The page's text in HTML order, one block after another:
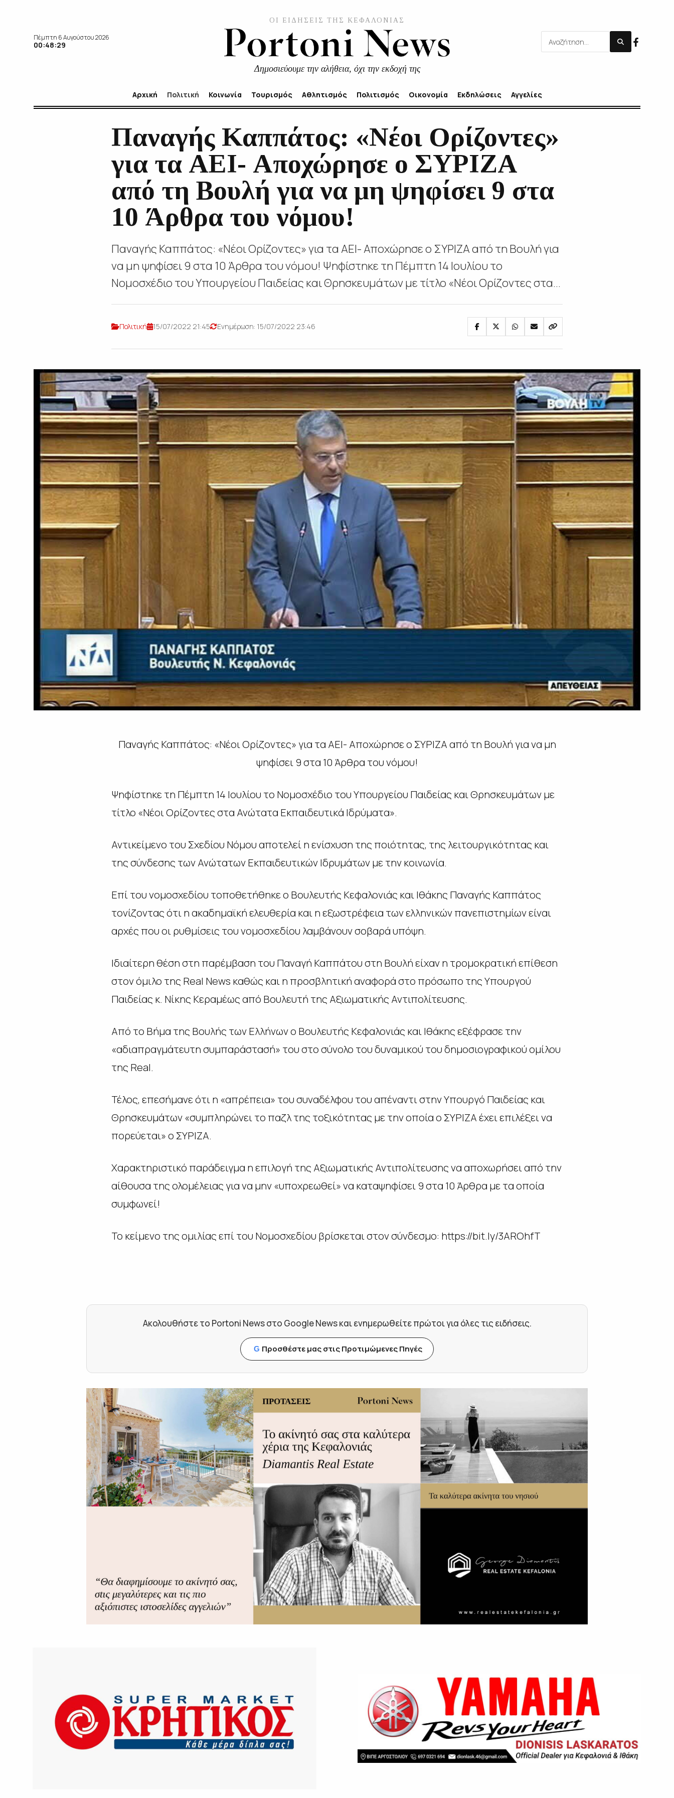
Πέμπτη 6 Αυγούστου 2026
00:48:30
ΟΙ ΕΙΔΗΣΕΙΣ ΤΗΣ ΚΕΦΑΛΟΝΙΑΣ
Δημοσιεύουμε την αλήθεια, όχι την εκδοχή της
Αρχική Πολιτική Κοινωνία Τουρισμός Αθλητισμός Πολιτισμός Οικονομία Εκδηλώσεις Αγγελίες
Παναγής Καππάτος: «Νέοι Ορίζοντες»
για τα ΑΕΙ- Αποχώρησε ο ΣΥΡΙΖΑ
από τη Βουλή για να μη ψηφίσει 9 στα
10 Άρθρα του νόμου!
Παναγής Καππάτος: «Νέοι Ορίζοντες» για τα ΑΕΙ- Αποχώρησε ο ΣΥΡΙΖΑ από τη Βουλή για
να μη ψηφίσει 9 στα 10 Άρθρα του νόμου! Ψηφίστηκε τη Πέμπτη 14 Ιουλίου το
Νομοσχέδιο του Υπουργείου Παιδείας και Θρησκευμάτων με τίτλο «Νέοι Ορίζοντες στα...
Πολιτική 15/07/2022 21:45 Ενημέρωση: 15/07/2022 23:46
Παναγής Καππάτος: «Νέοι Ορίζοντες» για τα ΑΕΙ- Αποχώρησε ο ΣΥΡΙΖΑ από τη Βουλή για να μη
ψηφίσει 9 στα 10 Άρθρα του νόμου!
Ψηφίστηκε τη Πέμπτη 14 Ιουλίου το Νομοσχέδιο του Υπουργείου Παιδείας και Θρησκευμάτων με
τίτλο «Νέοι Ορίζοντες στα Ανώτατα Εκπαιδευτικά Ιδρύματα».
Αντικείμενο του Σχεδίου Νόμου αποτελεί η ενίσχυση της ποιότητας, της λειτουργικότητας και
της σύνδεσης των Ανώτατων Εκπαιδευτικών Ιδρυμάτων με την κοινωνία.
Επί του νομοσχεδίου τοποθετήθηκε ο Βουλευτής Κεφαλονιάς και Ιθάκης Παναγής Καππάτος
τονίζοντας ότι η ακαδημαϊκή ελευθερία και η εξωστρέφεια των ελληνικών πανεπιστημίων είναι
αρχές που οι ρυθμίσεις του νομοσχεδίου λαμβάνουν σοβαρά υπόψη.
Ιδιαίτερη θέση στη παρέμβαση του Παναγή Καππάτου στη Βουλή είχαν η τρομοκρατική επίθεση
στον όμιλο της Real News καθώς και η προσβλητική αναφορά στο πρόσωπο της Υπουργού
Παιδείας κ. Νίκης Κεραμέως από Βουλευτή της Αξιωματικής Αντιπολίτευσης.
Από το Βήμα της Βουλής των Ελλήνων ο Βουλευτής Κεφαλονιάς και Ιθάκης εξέφρασε την
«αδιαπραγμάτευτη συμπαράστασή» του στο σύνολο του δυναμικού του δημοσιογραφικού ομίλου
της Real.
Τέλος, επεσήμανε ότι η «απρέπεια» του συναδέλφου του απέναντι στην Υπουργό Παιδείας και
Θρησκευμάτων «συμπληρώνει το παζλ της τοξικότητας με την οποία ο ΣΥΡΙΖΑ έχει επιλέξει να
πορεύεται» ο ΣΥΡΙΖΑ.
Χαρακτηριστικό παράδειγμα η επιλογή της Αξιωματικής Αντιπολίτευσης να αποχωρήσει από την
αίθουσα της ολομέλειας για να μην «υποχρεωθεί» να καταψηφίσει 9 στα 10 Άρθρα με τα οποία
συμφωνεί!
Το κείμενο της ομιλίας επί του Νομοσχεδίου βρίσκεται στον σύνδεσμο: https://bit.ly/3AROhfT
Ακολουθήστε το Portoni News στο Google News και ενημερωθείτε πρώτοι για όλες τις ειδήσεις.
G Προσθέστε μας στις Προτιμώμενες Πηγές